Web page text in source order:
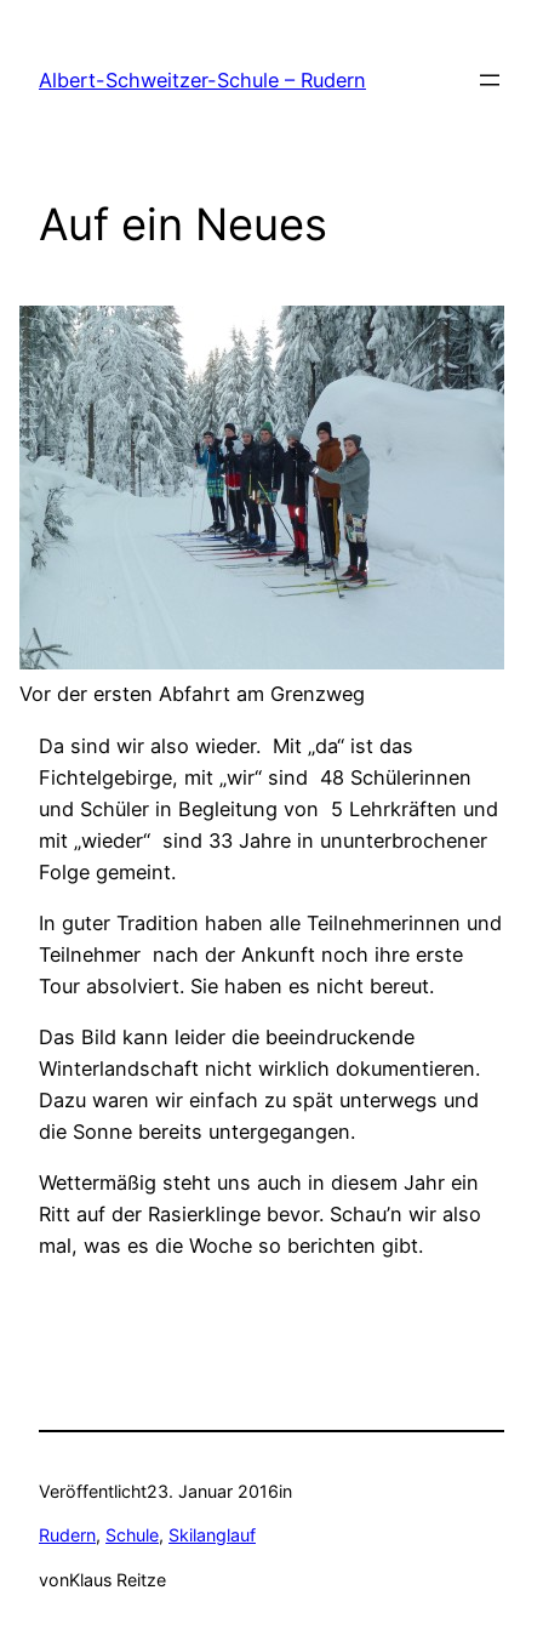
springen
Albert-Schweitzer-Schule – Rudern
Auf ein Neues
Vor der ersten Abfahrt am Grenzweg
Da sind wir also wieder. Mit „da“ ist das
Fichtelgebirge, mit „wir“ sind 48 Schülerinnen
und Schüler in Begleitung von 5 Lehrkräften und
mit „wieder“ sind 33 Jahre in ununterbrochener
Folge gemeint.
In guter Tradition haben alle Teilnehmerinnen und
Teilnehmer nach der Ankunft noch ihre erste
Tour absolviert. Sie haben es nicht bereut.
Das Bild kann leider die beeindruckende
Winterlandschaft nicht wirklich dokumentieren.
Dazu waren wir einfach zu spät unterwegs und
die Sonne bereits untergegangen.
Wettermäßig steht uns auch in diesem Jahr ein
Ritt auf der Rasierklinge bevor. Schau’n wir also
mal, was es die Woche so berichten gibt.
Veröffentlicht23. Januar 2016in
Rudern, Schule, Skilanglauf
vonKlaus Reitze